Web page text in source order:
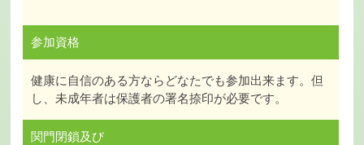
参加資格
健康に自信のある方ならどなたでも参加出来ます。但
し、未成年者は保護者の署名捺印が必要です。
関門閉鎖及び